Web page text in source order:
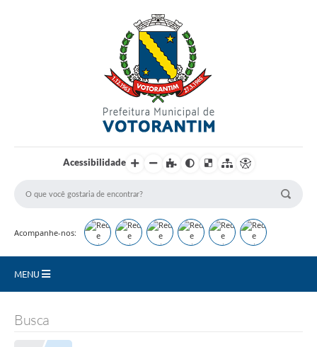
Acessibilidade
Acompanhe-nos:
MENU
Busca